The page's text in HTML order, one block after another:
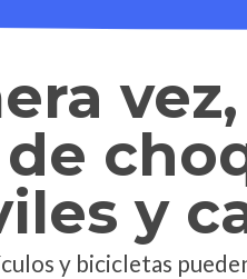
y
y bicicletas